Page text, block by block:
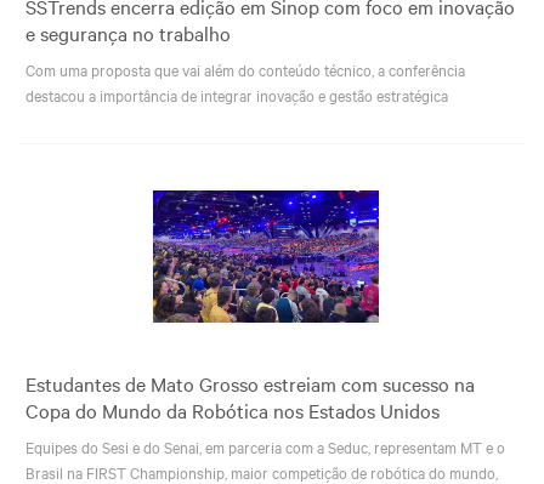
SSTrends encerra edição em Sinop com foco em inovação
e segurança no trabalho
Com uma proposta que vai além do conteúdo técnico, a conferência
destacou a importância de integrar inovação e gestão estratégica
Estudantes de Mato Grosso estreiam com sucesso na
Copa do Mundo da Robótica nos Estados Unidos
Equipes do Sesi e do Senai, em parceria com a Seduc, representam MT e o
Brasil na FIRST Championship, maior competição de robótica do mundo,